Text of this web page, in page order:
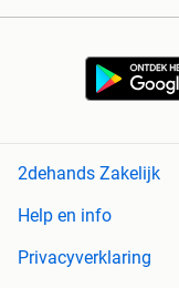
2dehands Zakelijk
Help en info
Privacyverklaring